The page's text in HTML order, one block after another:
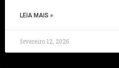
LEIA MAIS »
fevereiro 12, 2026